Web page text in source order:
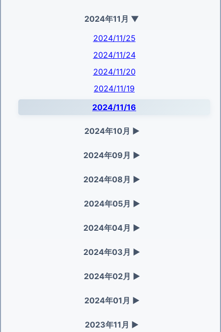
2024年11月 ▼
2024/11/25
2024/11/24
2024/11/20
2024/11/19
2024/11/16
2024年10月 ▶
2024年09月 ▶
2024年08月 ▶
2024年05月 ▶
2024年04月 ▶
2024年03月 ▶
2024年02月 ▶
2024年01月 ▶
2023年11月 ▶